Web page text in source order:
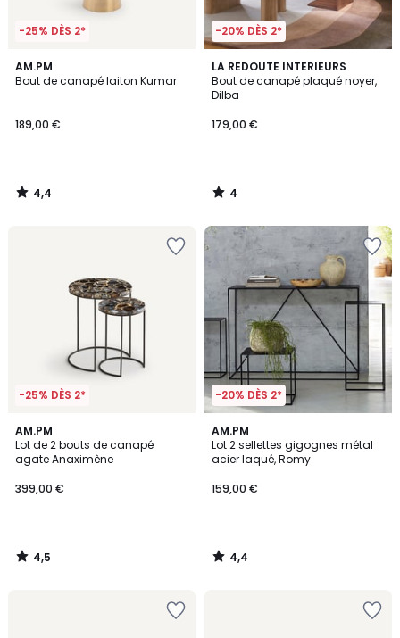
-25% DÈS 2*
AM.PM
Bout de canapé laiton Kumar
189,00 €
4,4
/ 5
4,4
/
-20% DÈS 2*
LA REDOUTE INTERIEURS
Bout de canapé plaqué noyer,
Dilba
179,00 €
4
/
5
4
/
-25% DÈS 2*
AM.PM
Lot de 2 bouts de canapé
agate Anaximène
399,00 €
4,5
/ 5
4,5
/
-20% DÈS 2*
AM.PM
Lot 2 sellettes gigognes métal
acier laqué, Romy
159,00 €
4,4
/ 5
4,4
/